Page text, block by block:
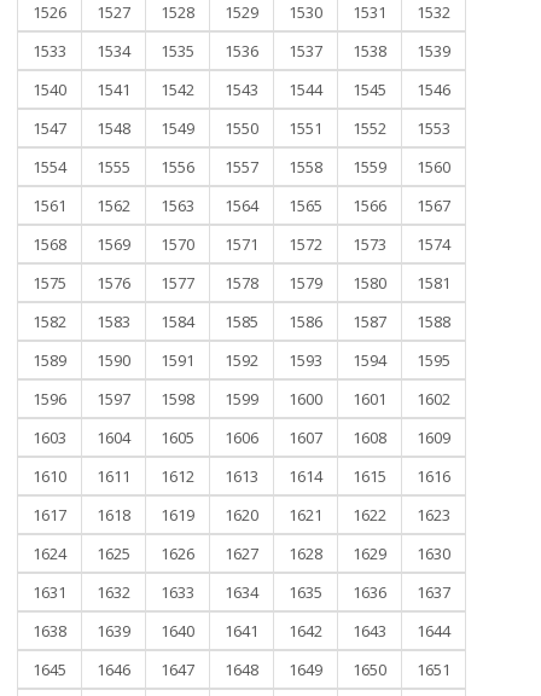
1526
1527 1528 1529 1530 1531
1532
1533
1534 1535 1536 1537 1538
1539
1540
1541 1542 1543 1544 1545
1546
1547
1548 1549 1550 1551 1552
1553
1554
1555 1556 1557 1558 1559
1560
1561
1562 1563 1564 1565 1566
1567
1568
1569 1570 1571 1572 1573
1574
1575
1576 1577 1578 1579 1580
1581
1582
1583 1584 1585 1586 1587
1588
1589
1590 1591 1592 1593 1594
1595
1596
1597 1598 1599 1600 1601
1602
1603
1604 1605 1606 1607 1608
1609
1610
1611 1612 1613 1614 1615
1616
1617
1618 1619 1620 1621 1622
1623
1624
1625 1626 1627 1628 1629
1630
1631
1632 1633 1634 1635 1636
1637
1638
1639 1640 1641 1642 1643
1644
1645
1646 1647 1648 1649 1650
1651